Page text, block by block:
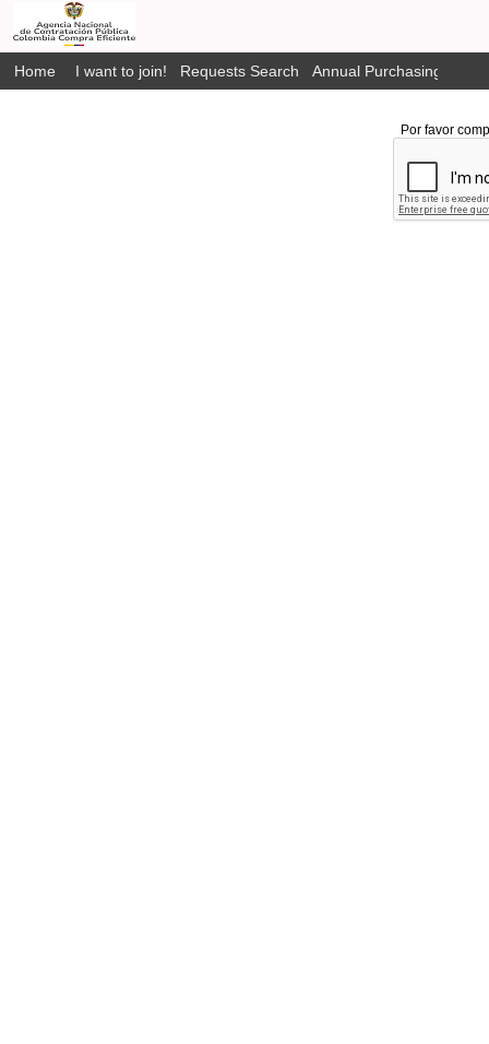
Home I want to join! Requests Search Annual Purchasing Plan
Por favor